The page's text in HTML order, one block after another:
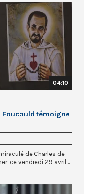
04:10
Foucauld témoigne
de Charles de
ce vendredi 29 avril,...